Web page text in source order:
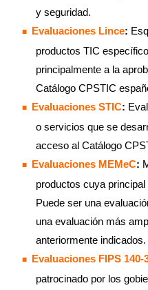
y seguridad.
Evaluaciones Lince:
productos TIC
principalmente a la
Catálogo CPSTIC
Evaluaciones STIC:
o servicios que se
acceso al Catálogo
Evaluaciones MEMeC:
productos cuya
Puede ser una
una evaluación más
anteriormente indicados.
Evaluaciones FIPS 140-
patrocinado por los